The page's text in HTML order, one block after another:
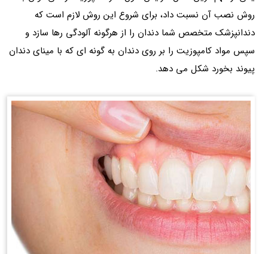
روش نصب آن نسبت داد، برای شروع این روش لازم است که
دندانپزشک متخصص شما دندان را از هرگونه آلودگی رها سازد و
سپس مواد کامپوزیت را بر روی دندان به گونه ای که با مینای دندان
پیوند بخورد شکل می دهد.